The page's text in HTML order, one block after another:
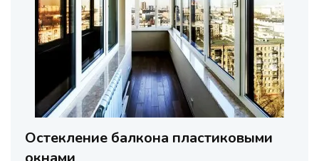
Остекление балкона пластиковыми